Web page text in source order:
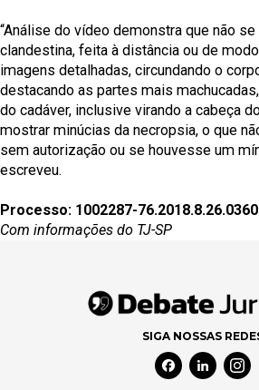
“Análise do vídeo demonstra que não
clandestina, feita à distância ou de
imagens detalhadas, circundando o
destacando as partes mais
do cadáver, inclusive virando a cabeça
mostrar minúcias da necropsia, o que
sem autorização ou se houvesse um
escreveu.
Processo: 1002287-76.2018.8.26.0360
Com informações do TJ-SP
SIGA NOSSAS
FacebookLinkedin